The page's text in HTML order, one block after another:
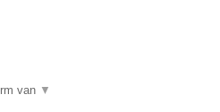
van ▼